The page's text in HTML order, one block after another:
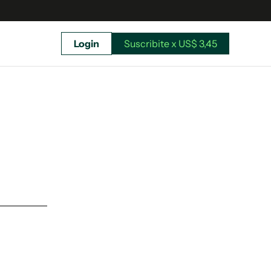
Login Suscribite x US$ 3,45